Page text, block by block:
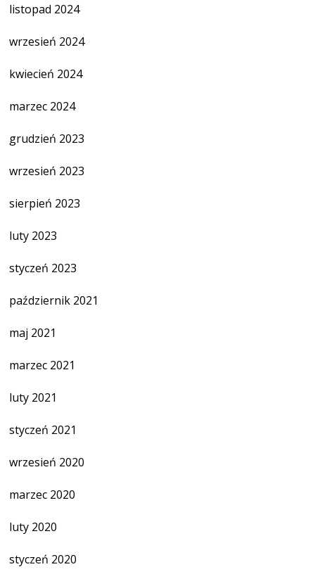
listopad 2024
wrzesień 2024
kwiecień 2024
marzec 2024
grudzień 2023
wrzesień 2023
sierpień 2023
luty 2023
styczeń 2023
październik 2021
maj 2021
marzec 2021
luty 2021
styczeń 2021
wrzesień 2020
marzec 2020
luty 2020
styczeń 2020